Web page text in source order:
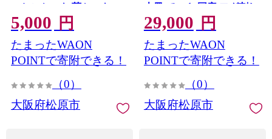
いちごケーキ 苺ケーキ ス
イーツ デザート 洋菓子 お
菓子 お取り寄せ 冷凍 ギフ
ト 贈り物 誕生日 記念日 父
の日 母の日 クリスマス お
原市
5,000 円
たまったWAON
POINTで寄附できる！
（0）
大阪府松原市
大皿 てっさ 国産 フグ刺し
刺し身 hugu HUGU fugu
FUGU 河豚 高級 鮮魚 魚
魚介 新鮮 家庭用 プレゼン
ト 鍋 大阪府 松原市 限定
さと納税ふぐ 9人前 10人前
29,000 円
たまったWAON
POINTで寄附できる！
（0）
大阪府松原市